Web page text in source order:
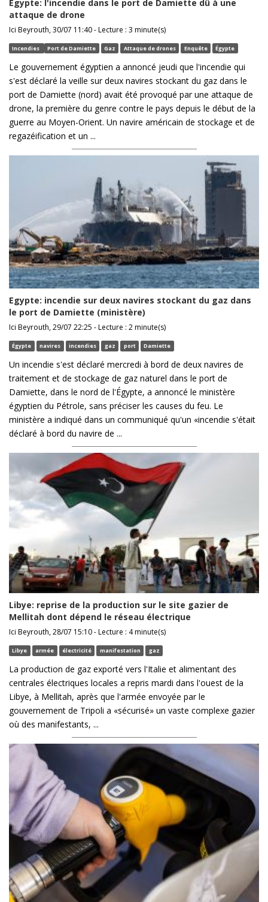
Egypte: l'incendie dans le port de Damiette dû à une
attaque de drone
Ici Beyrouth, 30/07 11:40 - Lecture : 3 minute(s)
Incendies Port de Damiette Gaz Attaque de drones Enquête Égypte
Le gouvernement égyptien a annoncé jeudi que l'incendie qui
s'est déclaré la veille sur deux navires stockant du gaz dans le
port de Damiette (nord) avait été provoqué par une attaque de
drone, la première du genre contre le pays depuis le début de la
guerre au Moyen-Orient. Un navire américain de stockage et de
regazéification et un ...
Egypte: incendie sur deux navires stockant du gaz dans
le port de Damiette (ministère)
Ici Beyrouth, 29/07 22:25 - Lecture : 2 minute(s)
Égypte navires incendies gaz port Damiette
Un incendie s'est déclaré mercredi à bord de deux navires de
traitement et de stockage de gaz naturel dans le port de
Damiette, dans le nord de l'Égypte, a annoncé le ministère
égyptien du Pétrole, sans préciser les causes du feu. Le
ministère a indiqué dans un communiqué qu'un «incendie s'était
déclaré à bord du navire de ...
Libye: reprise de la production sur le site gazier de
Mellitah dont dépend le réseau électrique
Ici Beyrouth, 28/07 15:10 - Lecture : 4 minute(s)
Libye armée électricité manifestation gaz
La production de gaz exporté vers l'Italie et alimentant des
centrales électriques locales a repris mardi dans l'ouest de la
Libye, à Mellitah, après que l'armée envoyée par le
gouvernement de Tripoli a «sécurisé» un vaste complexe gazier
où des manifestants, ...